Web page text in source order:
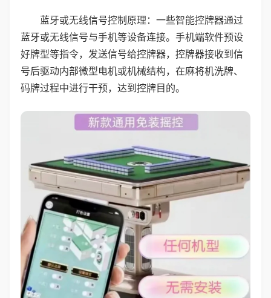
蓝牙或无线信号控制原理：一些智能控牌器通过
蓝牙或无线信号与手机等设备连接。手机端软件预设
好牌型等指令，发送信号给控牌器，控牌器接收到信
号后驱动内部微型电机或机械结构，在麻将机洗牌、
码牌过程中进行干预，达到控牌目的。